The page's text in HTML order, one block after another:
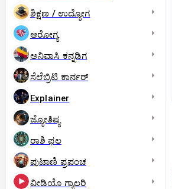
ಶಿಕ್ಷಣ / ಉದ್ಯೋಗ
ಆರೋಗ್ಯ
ಅನಿವಾಸಿ ಕನ್ನಡಿಗ
ಸೆಲೆಬ್ರಿಟಿ ಕಾರ್ನರ್‌
Explainer
ಜ್ಯೋತಿಷ್ಯ
ರಾಶಿ ಫಲ
ಪುಟಾಣಿ ಪ್ರಪಂಚ
ವೀಡಿಯೊ ಗ್ಯಾಲರಿ